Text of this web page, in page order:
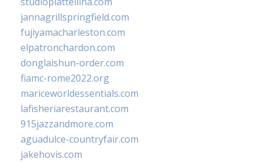
jannagrillspringfield.com
fujiyamacharleston.com
elpatronchardon.com
donglaishun-order.com
fiamc-rome2022.org
mariceworldessentials.com
lafisheriarestaurant.com
915jazzandmore.com
aguadulce-countryfair.com
jakehovis.com